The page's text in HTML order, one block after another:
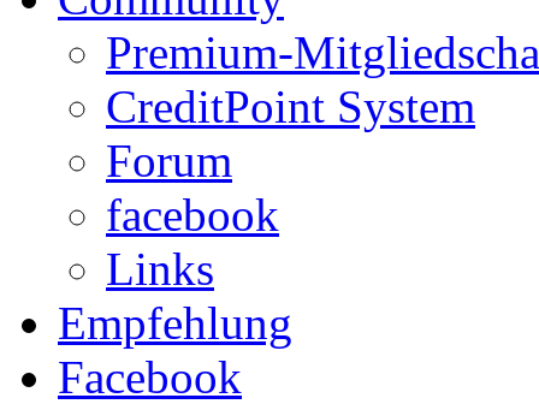
Premium-
CreditPoint System
Forum
facebook
Links
Empfehlung
Facebook